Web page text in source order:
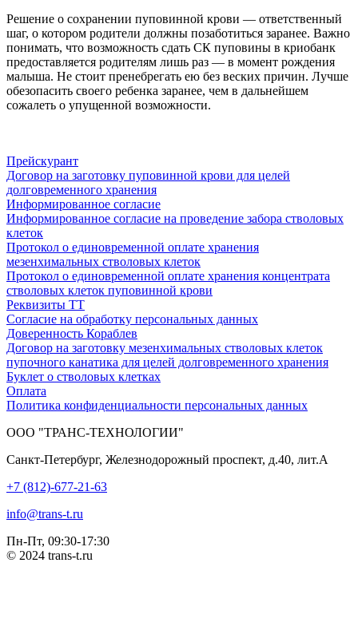
Решение о сохранении пуповинной крови — ответственный
шаг, о котором родители должны позаботиться заранее. Важно
понимать, что возможность сдать СК пуповины в криобанк
предоставляется родителям лишь раз — в момент рождения
малыша. Не стоит пренебрегать ею без веских причин. Лучше
обезопасить своего ребенка заранее, чем в дальнейшем
сожалеть о упущенной возможности.
Прейскурант
Договор на заготовку пуповинной крови для целей
долговременного хранения
Информированное согласие
Информированное согласие на проведение забора стволовых
клеток
Протокол о единовременной оплате хранения
мезенхимальных стволовых клеток
Протокол о единовременной оплате хранения концентрата
стволовых клеток пуповинной крови
Реквизиты ТТ
Согласие на обработку персональных данных
Доверенность Кораблев
Договор на заготовку мезенхимальных стволовых клеток
пупочного канатика для целей долговременного хранения
Буклет о стволовых клетках
Оплата
Политика конфиденциальности персональных данных
ООО "ТРАНС-ТЕХНОЛОГИИ"
Санкт-Петербург, Железнодорожный проспект, д.40, лит.А
+7 (812)-677-21-63
info@trans-t.ru
Пн-Пт, 09:30-17:30
© 2024 trans-t.ru